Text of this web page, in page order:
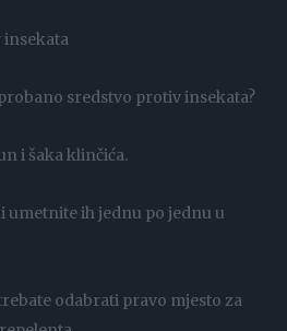
insekata
sredstvo protiv insekata?
i šaka klinčića.
umetnite ih jednu po jednu u
odabrati pravo mjesto za